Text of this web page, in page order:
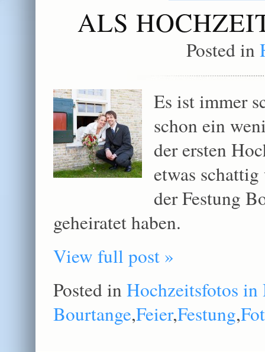
ALS
Posted in
Es ist immer
schon ein
der ersten
etwas
der Festung
geheiratet haben.
View full post »
Posted in Hochzeitsfotos in
Bourtange,Feier,Festung,